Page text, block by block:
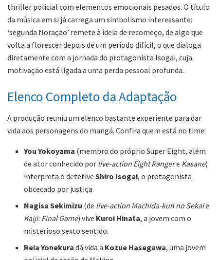
thriller policial com elementos emocionais pesados. O título
da música em si já carrega um simbolismo interessante:
‘segunda floração’ remete à ideia de recomeço, de algo que
volta a florescer depois de um período difícil, o que dialoga
diretamente com a jornada do protagonista Isogai, cuja
motivação está ligada a uma perda pessoal profunda.
Elenco Completo da Adaptação
A produção reuniu um elenco bastante experiente para dar
vida aos personagens do mangá. Confira quem está no time:
You Yokoyama (membro do próprio Super Eight, além
de ator conhecido por live-action Eight Rangere Kasane)
interpreta o detetiveShiro Isogai, o protagonista
obcecado por justiça.
Nagisa Sekimizu (de live-action Machida-kun no Sekaie
Kaiji: Final Game) vive Kuroi Hinata, a jovem com o
misterioso sexto sentido.
Reia Yonekura dá vida a Kozue Hasegawa, uma jovem